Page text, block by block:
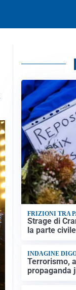
FRIZIONI TRA
Strage di
la parte
INDAGINE
Terrorismo,
propaganda